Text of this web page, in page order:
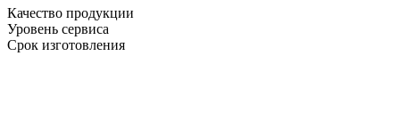
Качество продукции
Уровень сервиса
Срок изготовления